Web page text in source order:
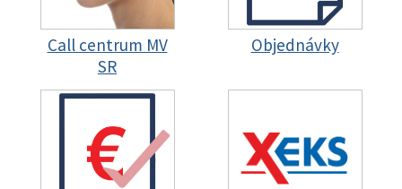
Call centrum MV
SR
Objednávky